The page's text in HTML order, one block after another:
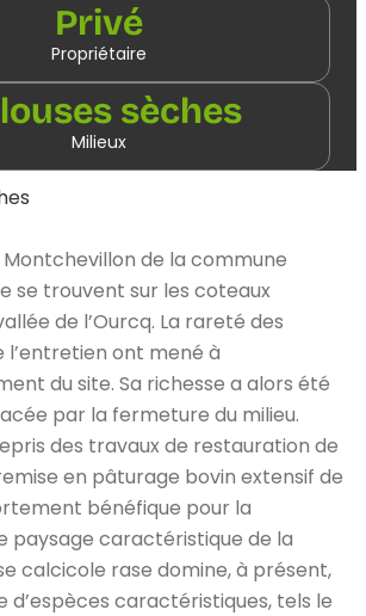
Privé
Propriétaire
sèches
Milieux
Montchevillon de la commune
se trouvent sur les coteaux
de l’Ourcq. La rareté des
ont mené à
du site. Sa richesse a alors été
par la fermeture du milieu.
des travaux de restauration de
en pâturage bovin extensif de
bénéfique pour la
paysage caractéristique de la
calcicole rase domine, à présent,
d’espèces caractéristiques, tels le